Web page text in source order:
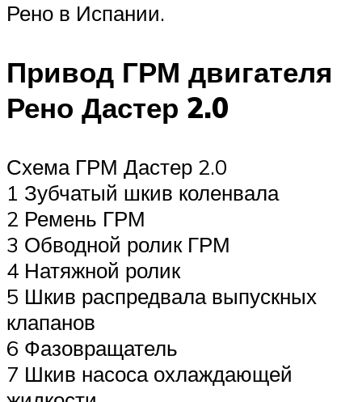
Рено в Испании.
Привод ГРМ двигателя
Рено Дастер 2.0
Схема ГРМ Дастер 2.0
1 Зубчатый шкив коленвала
2 Ремень ГРМ
3 Обводной ролик ГРМ
4 Натяжной ролик
5 Шкив распредвала выпускных
клапанов
6 Фазовращатель
7 Шкив насоса охлаждающей